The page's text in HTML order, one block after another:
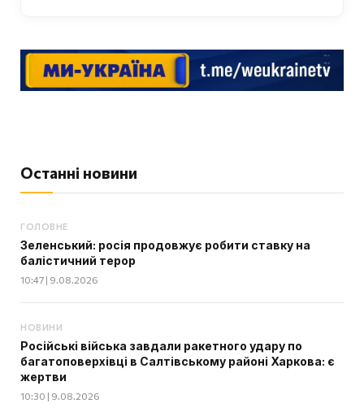
Останні новини
ГОЛОВНЕ
Зеленський: росія продовжує робити ставку на
балістичний терор
10:47 | 9.08.2026
НОВИНИ
Російські війська завдали ракетного удару по
багатоповерхівці в Салтівському районі Харкова: є
жертви
10:30 | 9.08.2026